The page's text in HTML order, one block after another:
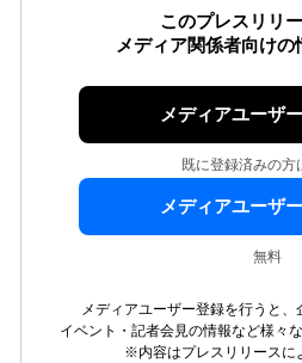
このプレスリリー
メディア関係者向けの
メディアユーザ
既に登録済みの方
メディアユーザ
無料
メディアユーザー登録を行うと、
イベント・記者会見の情報など様々
※内容はプレスリリースに